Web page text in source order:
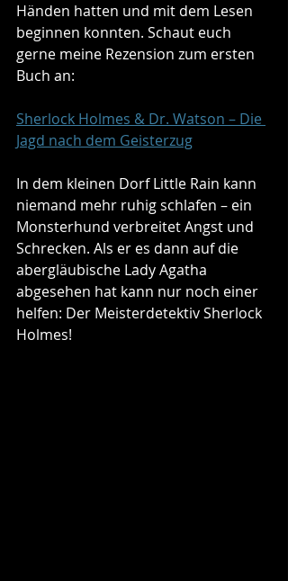
Händen hatten und mit dem Lesen
beginnen konnten. Schaut euch
gerne meine Rezension zum ersten
Buch an:
Sherlock Holmes & Dr. Watson – Die
Jagd nach dem Geisterzug
In dem kleinen Dorf Little Rain kann
niemand mehr ruhig schlafen – ein
Monsterhund verbreitet Angst und
Schrecken. Als er es dann auf die
abergläubische Lady Agatha
abgesehen hat kann nur noch einer
helfen: Der Meisterdetektiv Sherlock
Holmes!